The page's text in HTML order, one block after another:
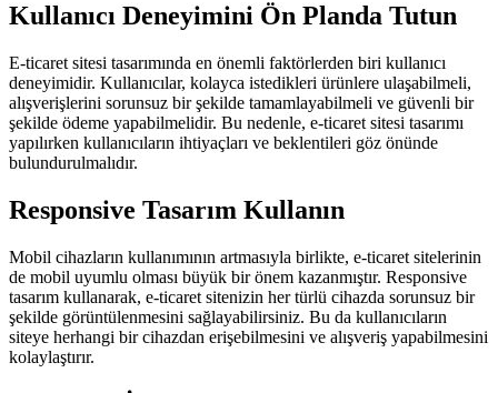
Kullanıcı Deneyimini Ön Planda Tutun
E-ticaret sitesi tasarımında en önemli faktörlerden biri kullanıcı
deneyimidir. Kullanıcılar, kolayca istedikleri ürünlere ulaşabilmeli,
alışverişlerini sorunsuz bir şekilde tamamlayabilmeli ve güvenli bir
şekilde ödeme yapabilmelidir. Bu nedenle, e-ticaret sitesi tasarımı
yapılırken kullanıcıların ihtiyaçları ve beklentileri göz önünde
bulundurulmalıdır.
Responsive Tasarım Kullanın
Mobil cihazların kullanımının artmasıyla birlikte, e-ticaret sitelerinin
de mobil uyumlu olması büyük bir önem kazanmıştır. Responsive
tasarım kullanarak, e-ticaret sitenizin her türlü cihazda sorunsuz bir
şekilde görüntülenmesini sağlayabilirsiniz. Bu da kullanıcıların
siteye herhangi bir cihazdan erişebilmesini ve alışveriş yapabilmesini
kolaylaştırır.